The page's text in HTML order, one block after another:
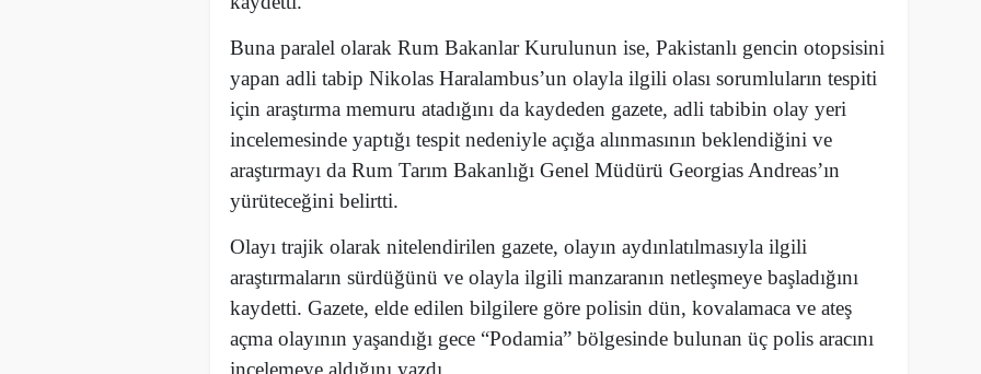
Buna paralel olarak Rum Bakanlar Kurulunun ise, Pakistanlı gencin otopsisini
yapan adli tabip Nikolas Haralambus’un olayla ilgili olası sorumluların tespiti
için araştırma memuru atadığını da kaydeden gazete, adli tabibin olay yeri
incelemesinde yaptığı tespit nedeniyle açığa alınmasının beklendiğini ve
araştırmayı da Rum Tarım Bakanlığı Genel Müdürü Georgias Andreas’ın
yürüteceğini belirtti.
Olayı trajik olarak nitelendirilen gazete, olayın aydınlatılmasıyla ilgili
araştırmaların sürdüğünü ve olayla ilgili manzaranın netleşmeye başladığını
kaydetti. Gazete, elde edilen bilgilere göre polisin dün, kovalamaca ve ateş
açma olayının yaşandığı gece “Podamia” bölgesinde bulunan üç polis aracını
incelemeye aldığını yazdı.